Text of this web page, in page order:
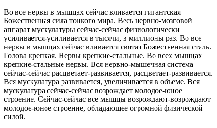
Во все нервы в мышцах сейчас вливается гигантская
Божественная сила тонкого мира. Весь нервно-мозговой
аппарат мускулатуры сейчас-сейчас физиологически
усиливается-усиливается в тысячи, в миллионы раз. Во все
нервы в мышцах сейчас вливается святая Божественная сталь.
Голова крепкая. Нервы крепкие-стальные. Во всех мышцах
крепкие-стальные нервы. Вся нервно-мышечная система
сейчас-сейчас расцветает-развивается, расцветает-развивается.
Вся мускулатура развивается, увеличивается в объеме. Вся
мускулатура сейчас-сейчас возрождает молодое-юное
строение. Сейчас-сейчас все мышцы возрождают-возрождают
молодое-юное строение, обладающее огромной физической
силой.